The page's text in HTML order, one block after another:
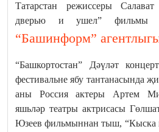
Татарстан режиссеры
дверью и ушел” фильмы
“Башинформ”
“Башкортостан” Дәүләт
фестивальне ябу тантанасында
аны Россия актеры Артем
яшьләр театры актрисасы
Юзеев фильмыннан тыш, “Кыска